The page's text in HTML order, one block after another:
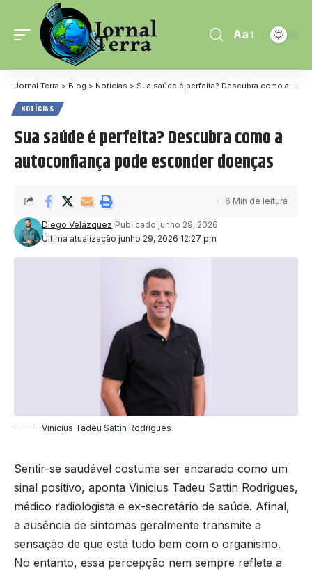
Aa
Jornal Terra > Blog > Notícias > Sua saúde é perfeita? Descubra como a autoconfiança pode esconder doenças
NOTÍCIAS
Sua saúde é perfeita? Descubra como a
autoconfiança pode esconder doenças
Última atualização junho 29, 2026 12:27 pm
Diego Velázquez Publicado junho 29, 2026
6 Min de leitura
Vinicius Tadeu Sattin Rodrigues
Sentir-se saudável costuma ser encarado como um
sinal positivo, aponta Vinicius Tadeu Sattin Rodrigues,
médico radiologista e ex-secretário de saúde. Afinal,
a ausência de sintomas geralmente transmite a
sensação de que está tudo bem com o organismo.
No entanto, essa percepção nem sempre reflete a